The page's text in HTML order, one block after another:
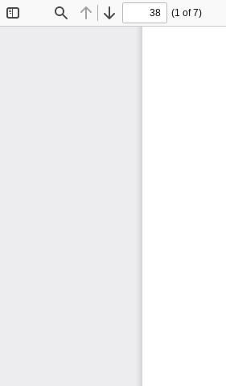
Find Previous
Next
(1 of 7)